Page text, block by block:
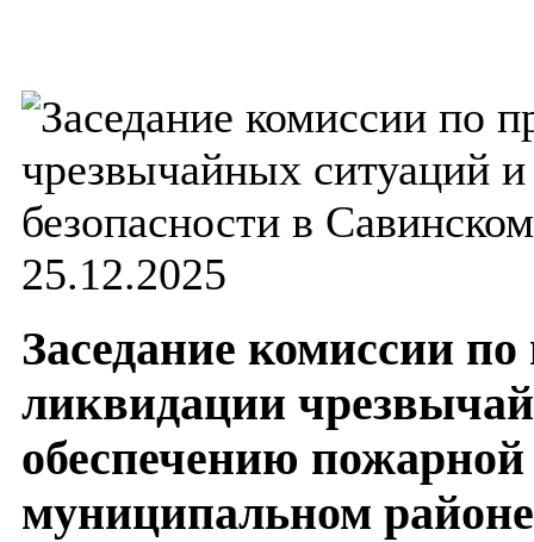
25.12.2025
Заседание комиссии
ликвидации
обеспечению
муниципальном районе